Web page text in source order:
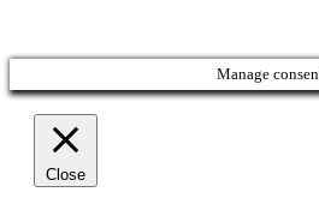
Manage
Close